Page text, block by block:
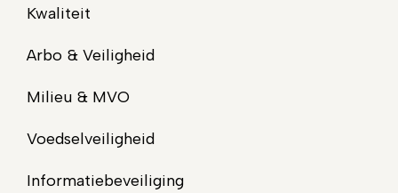
Kwaliteit
Arbo & Veiligheid
Milieu & MVO
Voedselveiligheid
Informatiebeveiliging